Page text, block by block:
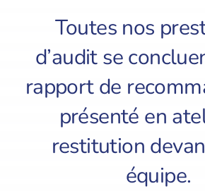
Toutes nos
d’audit se
rapport de
présenté en
restitution
équipe.